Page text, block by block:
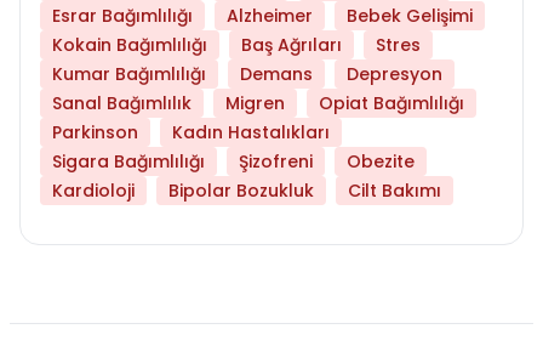
Esrar Bağımlılığı
Alzheimer
Bebek Gelişimi
Kokain Bağımlılığı
Baş Ağrıları
Stres
Kumar Bağımlılığı
Demans
Depresyon
Sanal Bağımlılık
Migren
Opiat Bağımlılığı
Parkinson
Kadın Hastalıkları
Sigara Bağımlılığı
Şizofreni
Obezite
Kardioloji
Bipolar Bozukluk Cilt Bakımı